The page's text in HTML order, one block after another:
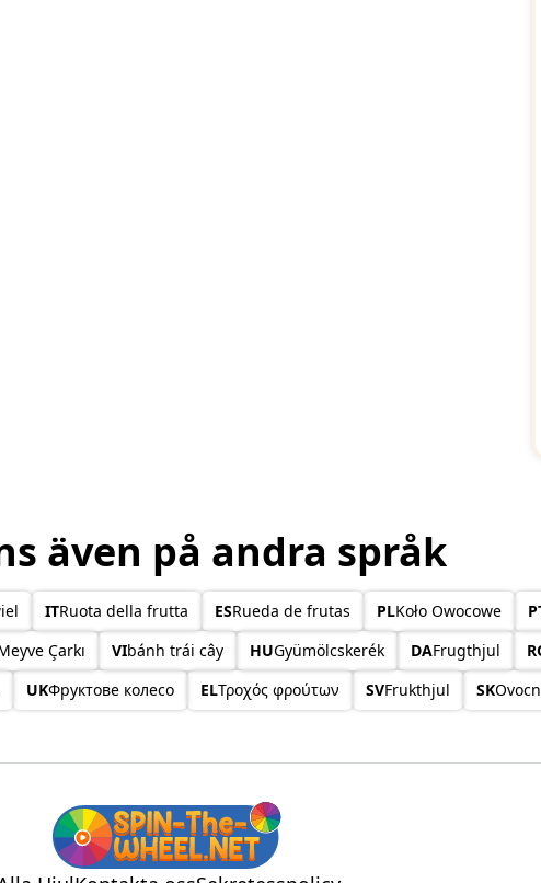
även på andra språk
ITRuota della frutta ESRueda de frutas PLKoło Owocowe
Çarkı VIbánh trái cây HUGyümölcskerék DAFrugthjul
UKФруктове колесо ELΤροχός φρούτων SVFrukthjul SK